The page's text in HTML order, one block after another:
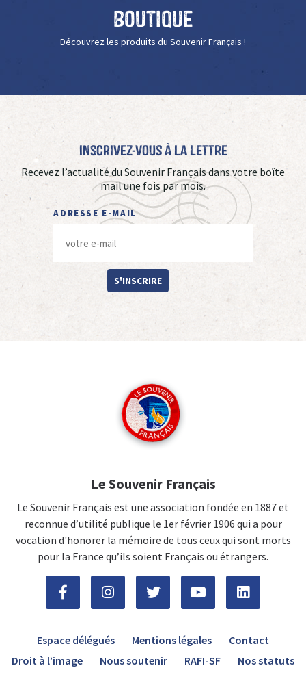
Boutique
Découvrez les produits du Souvenir Français !
Inscrivez-vous à La Lettre
Recevez l’actualité du Souvenir Français dans votre boîte
mail une fois par mois.
ADRESSE E-MAIL
S'INSCRIRE
Le Souvenir Français
Le Souvenir Français est une association fondée en 1887 et
reconnue d’utilité publique le 1er février 1906 qui a pour
vocation d'honorer la mémoire de tous ceux qui sont morts
pour la France qu’ils soient Français ou étrangers.
Espace délégués Mentions légales
Contact
Droit à l’image
Nous soutenir RAFI-SF Nos statuts